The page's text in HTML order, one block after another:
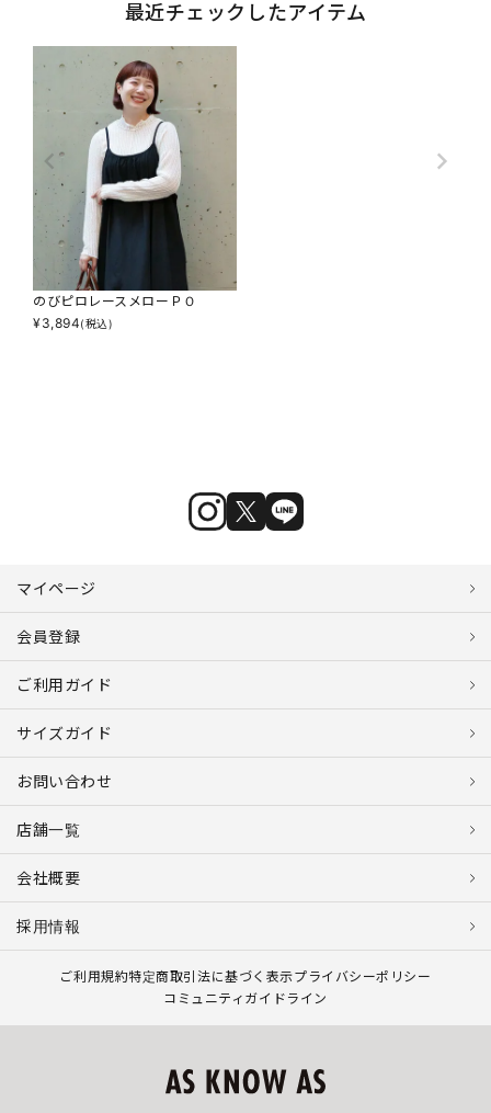
最近チェックしたアイテム
のびピロレースメローＰＯ
¥3,894(税込)
マイページ
会員登録
ご利用ガイド
サイズガイド
お問い合わせ
店舗一覧
会社概要
採用情報
ご利用規約特定商取引法に基づく表示プライバシーポリシー
コミュニティガイドライン